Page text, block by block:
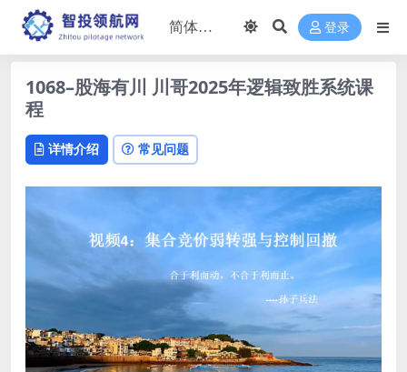
登录
1068–股海有川 川哥2025年逻辑致胜系统课
程
详情介绍 常见问题